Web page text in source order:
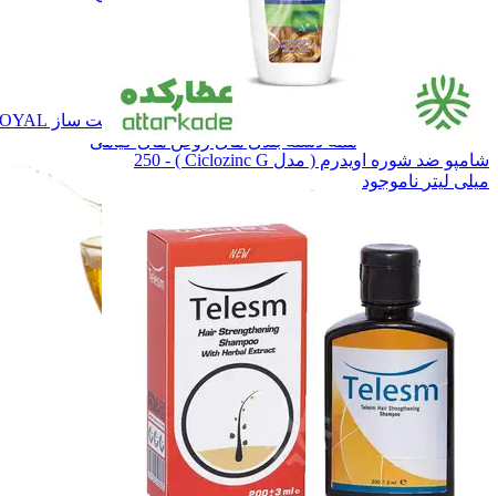
برند نوشاد برند نوشاد
برند راگــا برند راگــا
برند تقدیس برند تقدیس
سـایر
سـایر
روغن زیتون
روغن دست ساز ROYAL
همه دسته بندی های روغن های گیاهی
روغن های گیاهی
روغن های گیاهی
ادویه ها ادویه ها
چاشنی ها چاشنی ها
سایر محصولات سایر محصولات
شامپو ضد شوره اویدرم ( مدل Ciclozinc G ) - 250
میلی لیتر ناموجود